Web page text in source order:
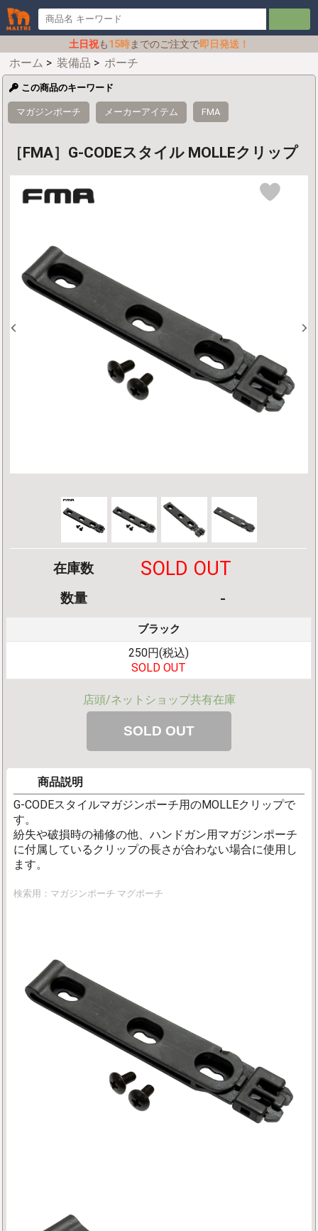
土日祝も15時までのご注文で即日発送！
ホーム > 装備品 > ポーチ
この商品のキーワード
マガジンポーチ メーカーアイテム FMA
［FMA］G-CODEスタイル MOLLEクリップ
在庫数 SOLD OUT
数量 -
ブラック
250円(税込)
SOLD OUT
店頭/ネットショップ共有在庫
商品説明
G-CODEスタイルマガジンポーチ用のMOLLEクリップで
す。
紛失や破損時の補修の他、ハンドガン用マガジンポーチ
に付属しているクリップの長さが合わない場合に使用し
ます。
検索用：マガジンポーチ マグポーチ